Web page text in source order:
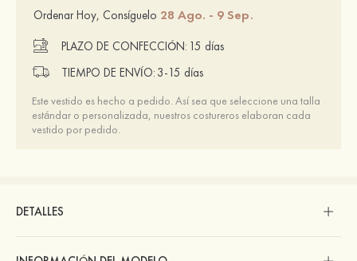
Ordenar Hoy, Consíguelo 28 Ago. - 9 Sep.
PLAZO DE CONFECCIÓN: 15 días
TIEMPO DE ENVÍO: 3-15 días
Este vestido es hecho a pedido. Así sea que seleccione una talla
estándar o personalizada, nuestros costureros elaboran cada
vestido por pedido.
DETALLES